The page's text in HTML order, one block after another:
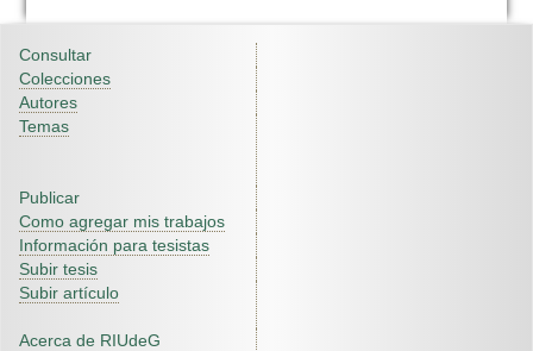
Consultar
Colecciones
Autores
Temas
Publicar
Como agregar mis trabajos
Información para tesistas
Subir tesis
Subir artículo
Acerca de RIUdeG